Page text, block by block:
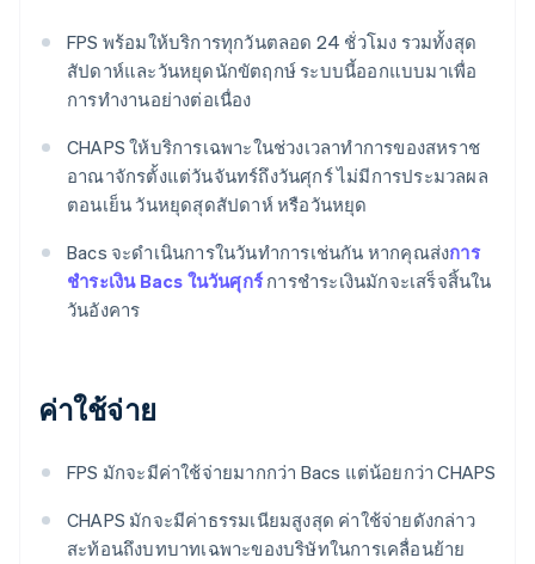
FPS พร้อมให้บริการทุกวันตลอด 24 ชั่วโมง รวมทั้งสุด
สัปดาห์และวันหยุดนักขัตฤกษ์ ระบบนี้ออกแบบมาเพื่อ
การทํางานอย่างต่อเนื่อง
CHAPS ให้บริการเฉพาะในช่วงเวลาทําการของสหราช
อาณาจักรตั้งแต่วันจันทร์ถึงวันศุกร์ ไม่มีการประมวลผล
ตอนเย็น วันหยุดสุดสัปดาห์ หรือวันหยุด
Bacs จะดำเนินการในวันทําการเช่นกัน หากคุณส่งการ
ชําระเงิน Bacs ในวันศุกร์การชําระเงินมักจะเสร็จสิ้นใน
วันอังคาร
ค่าใช้จ่าย
FPS มักจะมีค่าใช้จ่ายมากกว่า Bacs แต่น้อยกว่า CHAPS
CHAPS มักจะมีค่าธรรมเนียมสูงสุด ค่าใช้จ่ายดังกล่าว
สะท้อนถึงบทบาทเฉพาะของบริษัทในการเคลื่อนย้าย